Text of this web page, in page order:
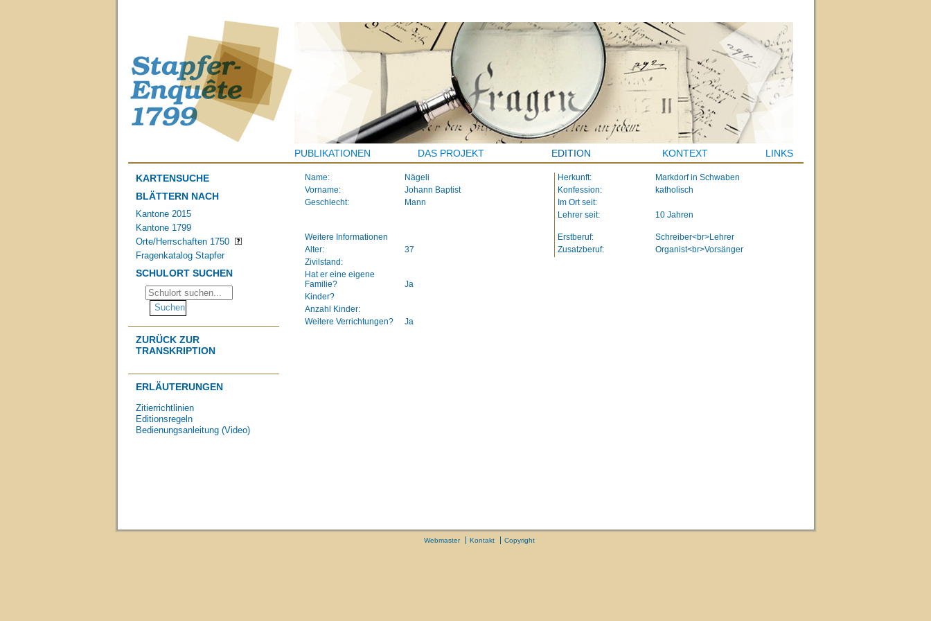
PUBLIKATIONEN DAS PROJEKT EDITION KONTEXT LINKS
KARTENSUCHE
BLÄTTERN NACH
Kantone 2015
Kantone 1799
Orte/Herrschaften 1750
Fragenkatalog Stapfer
SCHULORT SUCHEN
ZURÜCK ZUR
TRANSKRIPTION
ERLÄUTERUNGEN
Zitierrichtlinien
Editionsregeln
Bedienungsanleitung (Video)
Name:
Nägeli
Vorname:
Johann Baptist
Geschlecht:
Mann
Herkunft:
Markdorf in Schwaben
Konfession:
katholisch
Im Ort seit:
Lehrer seit:
10 Jahren
Weitere Informationen
Alter:
37
Zivilstand:
Hat er eine eigene
Familie?
Ja
Kinder?
Anzahl Kinder:
Weitere Verrichtungen?
Ja
Erstberuf:
Schreiber<br>Lehrer
Zusatzberuf:
Organist<br>Vorsänger
Webmaster Kontakt Copyright